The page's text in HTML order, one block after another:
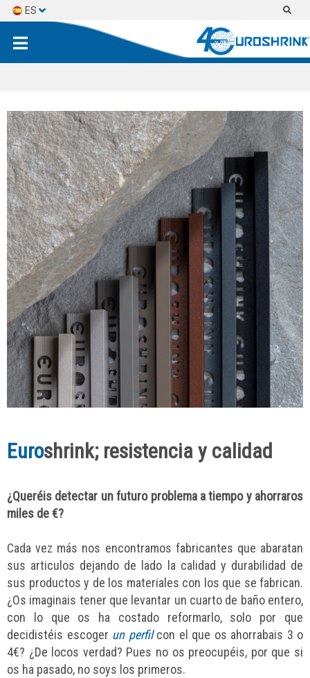
ES
Euroshrink; resistencia y calidad
¿Queréis detectar un futuro problema a tiempo y ahorraros
miles de €?
Cada vez más nos encontramos fabricantes que abaratan
sus articulos dejando de lado la calidad y durabilidad de
sus productos y de los materiales con los que se fabrican.
¿Os imaginais tener que levantar un cuarto de baño entero,
con lo que os ha costado reformarlo, solo por que
decidistéis escoger un perfilcon el que os ahorrabais 3 o
4€? ¿De locos verdad? Pues no os preocupéis, por que si
os ha pasado, no soys los primeros.